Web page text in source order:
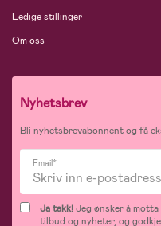
Ledige stillinger
Om oss
Nyhetsbrev
Bli nyhetsbrevabonnent og få
Email*
Ja takk!Jeg ønsker å
tilbud og nyheter, og